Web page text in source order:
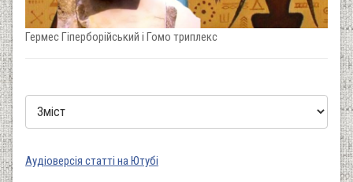
Гермес Гіперборійський і Гомо триплекс
Аудіоверсія статті на Ютубі